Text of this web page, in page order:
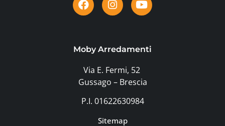
Moby Arredamenti
Via E. Fermi, 52
Gussago – Brescia
P.I. 01622630984
Sitemap